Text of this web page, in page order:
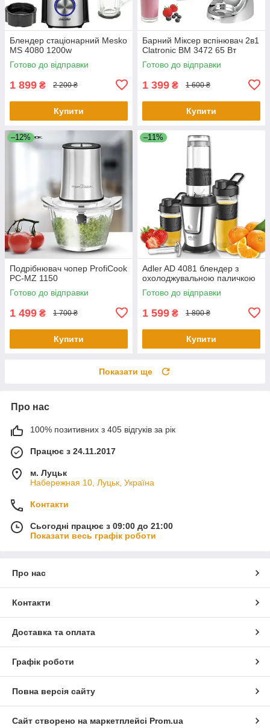
Блендер стаціонарний Mesko
MS 4080 1200w
Готово до відправки
1 899 ₴ 2 200 ₴
Купити
Барний Міксер вспінювач 2в1
Clatronic BM 3472 65 Вт
Готово до відправки
1 399 ₴ 1 600 ₴
Купити
–12%
Подрібнювач чопер ProfiCook
PC-MZ 1150
Готово до відправки
1 499 ₴ 1 700 ₴
Купити
–11%
Adler AD 4081 блендер з
охолоджувальною паличкою
Готово до відправки
1 599 ₴ 1 800 ₴
Купити
Показати ще
Про нас
100% позитивних з 405 відгуків за рік
Працює з 24.11.2017
м. Луцьк
Набережная 10, Луцьк, Україна
Контакти
Сьогодні працює з 09:00 до 21:00
Показати весь графік роботи
Про нас
Контакти
Доставка та оплата
Графік роботи
Повна версія сайту
Сайт створено на маркетплейсі Prom.ua